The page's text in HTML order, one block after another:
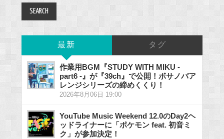
最新 タグ
作業用BGM『STUDY WITH MIKU -
part6 -』が『39ch』で公開！ボサノバア
レンジシリーズの締めくくり！
2026年8月06日 19:00
YouTube Music Weekend 12.0のDay2ヘ
ッドライナーに「ポケモン feat. 初音ミ
ク」が参加決定！